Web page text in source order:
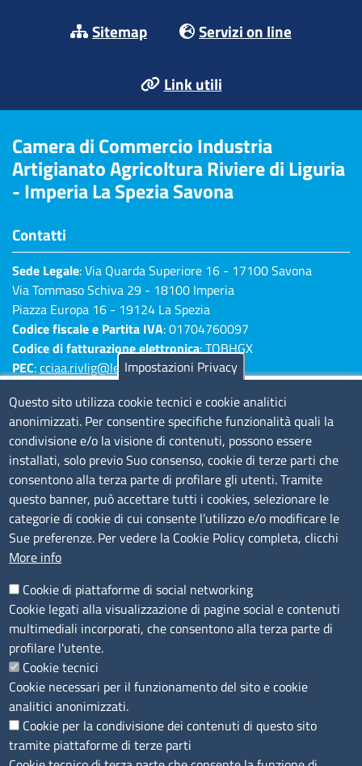
Sitemap Servizi on line
Link utili
Camera di Commercio Industria
Artigianato Agricoltura Riviere di Liguria
- Imperia La Spezia Savona
Contatti
Sede Legale: Via Quarda Superiore 16 - 17100 Savona
Via Tommaso Schiva 29 - 18100 Imperia
Piazza Europa 16 - 19124 La Spezia
Codice fiscale e Partita IVA: 01704760097
Codice di fatturazione elettronica: TQBHGX
PEC:cciaa.rivlig@legalmail.it
Imperia 0183 7931 - La Spezia 0187 7281
Amministrazione Trasparente
Consulta tutte le sezioni
Bilanci
Bandi di concorso
Procedimenti
Provvedimenti
Sito web
Note legali
Privacy policy
Dichiarazione di accessibilità
Redazione
Credits
Accesso riservato
Aziende speciali
Impostazioni Privacy
Questo sito utilizza cookie tecnici e cookie analitici
anonimizzati. Per consentire specifiche funzionalità quali la
condivisione e/o la visione di contenuti, possono essere
installati, solo previo Suo consenso, cookie di terze parti che
consentono alla terza parte di profilare gli utenti. Tramite
questo banner, può accettare tutti i cookies, selezionare le
categorie di cookie di cui consente l’utilizzo e/o modificare le
Sue preferenze. Per vedere la Cookie Policy completa, clicchi
More info
Cookie di piattaforme di social networking
Cookie legati alla visualizzazione di pagine social e contenuti
multimediali incorporati, che consentono alla terza parte di
profilare l'utente.
Cookie tecnici
Cookie necessari per il funzionamento del sito e cookie
analitici anonimizzati.
Cookie per la condivisione dei contenuti di questo sito
tramite piattaforme di terze parti